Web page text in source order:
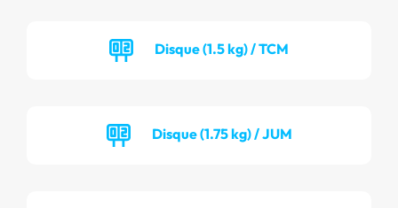
Disque (1.5 kg) / TCM
Disque (1.75 kg) / JUM